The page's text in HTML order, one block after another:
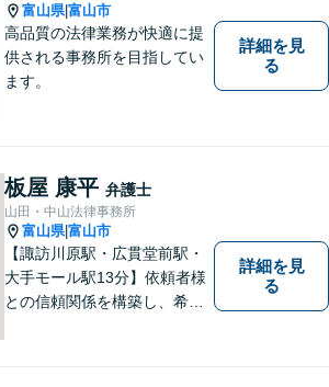
富山県|富山市
高品質の法律業務が快適に提
供される事務所を目指してい
ます。
詳細を見
る
板屋 康平 弁護士
山田・中山法律事務所
富山県|富山市
【諏訪川原駅・広貫堂前駅・
大手モール駅13分】依頼者様
との信頼関係を構築し、希望
したことでも、ぜひお気軽に
詳細を見
る